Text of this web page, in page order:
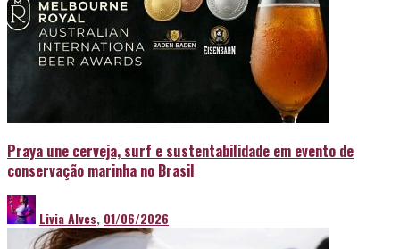
Praya une cerveja, surf e sustentabilidade em evento de
conservação marinha no Brasil
Livia Alves, 01/06/2026